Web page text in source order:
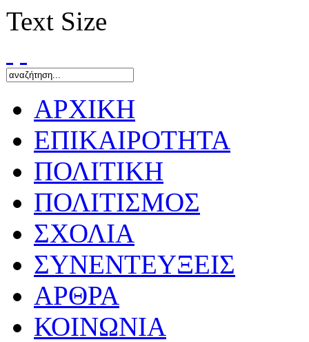
Text Size
ΑΡΧΙΚΗ
ΕΠΙΚΑΙΡΟΤΗΤΑ
ΠΟΛΙΤΙΚΗ
ΠΟΛΙΤΙΣΜΟΣ
ΣΧΟΛΙΑ
ΣΥΝΕΝΤΕΥΞΕΙΣ
ΑΡΘΡΑ
ΚΟΙΝΩΝΙΑ